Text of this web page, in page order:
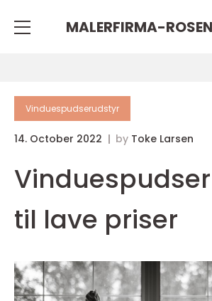
MALERFIRMA-
Vinduespudserudstyr
14. October 2022 by Toke Larsen
til lave priser